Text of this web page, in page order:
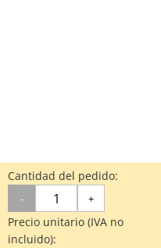
Cantidad del pedido:
- +
Precio unitario (IVA no
incluido):